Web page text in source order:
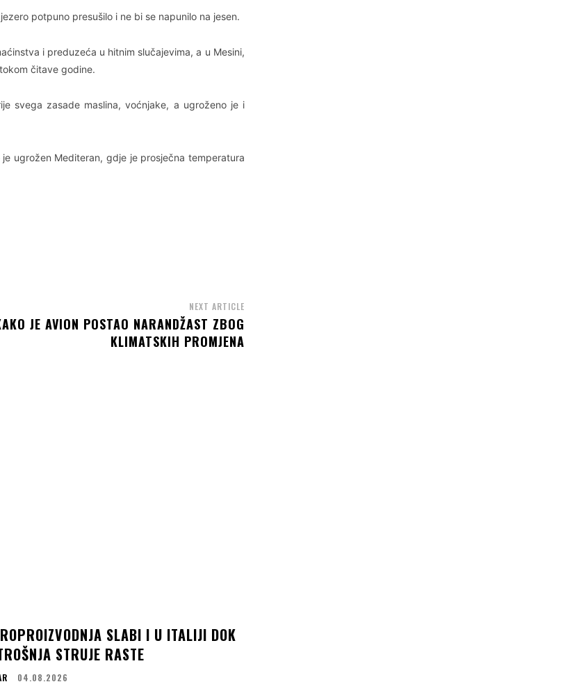
potpuno presušilo i ne bi se napunilo na jesen.
i preduzeća u hitnim slučajevima, a u Mesini,
čitave godine.
svega zasade maslina, voćnjake, a ugroženo je i
ugrožen Mediteran, gdje je prosječna temperatura
NEXT ARTICLE
JE AVION POSTAO NARANDŽAST ZBOG
KLIMATSKIH PROMJENA
SLABI I U ITALIJI DOK
STRUJE RASTE
04.08.2026